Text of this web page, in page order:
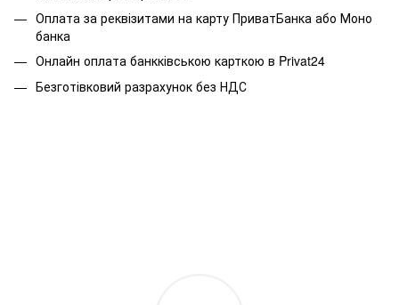
Оплата за реквізитами на карту ПриватБанка або Моно
банка
Онлайн оплата банкківською карткою в Privat24
Безготівковий разрахунок без НДС